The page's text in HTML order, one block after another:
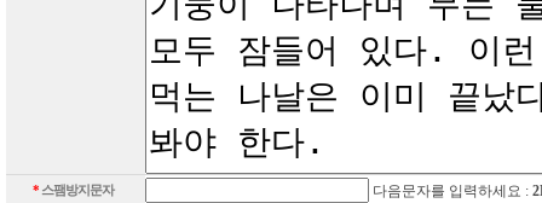
*스팸방지문자 다음문자를 입력하세요 :